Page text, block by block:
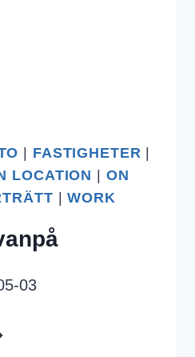
| FASTIGHETER |
LOCATION | ON
|WORK
03